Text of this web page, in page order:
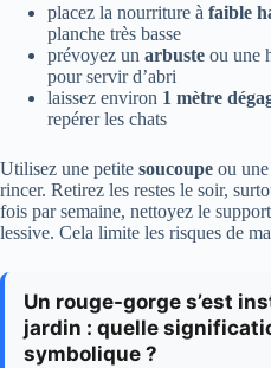
placez la nourriture à faible
planche très basse
prévoyez un arbuste ou une
pour servir d’abri
laissez environ 1 mètre
repérer les chats
Utilisez une petite soucoupe ou
rincer. Retirez les restes le soir,
fois par semaine, nettoyez le
lessive. Cela limite les risques de
Un rouge-gorge s’est
jardin : quelle
symbolique ?